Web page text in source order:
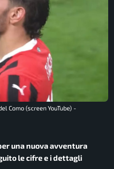
Como (screen YouTube) -
una nuova avventura
le cifre e i dettagli